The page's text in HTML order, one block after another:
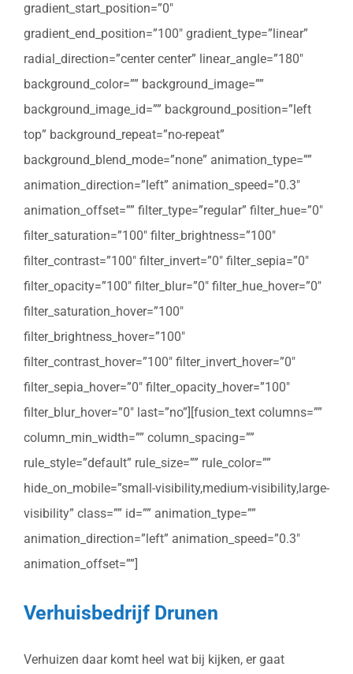
gradient_start_position=”0″
gradient_end_position=”100″ gradient_type=”linear”
radial_direction=”center center” linear_angle=”180″
background_color=”” background_image=””
background_image_id=”” background_position=”left
top” background_repeat=”no-repeat”
background_blend_mode=”none” animation_type=””
animation_direction=”left” animation_speed=”0.3″
animation_offset=”” filter_type=”regular” filter_hue=”0″
filter_saturation=”100″ filter_brightness=”100″
filter_contrast=”100″ filter_invert=”0″ filter_sepia=”0″
filter_opacity=”100″ filter_blur=”0″ filter_hue_hover=”0″
filter_saturation_hover=”100″
filter_brightness_hover=”100″
filter_contrast_hover=”100″ filter_invert_hover=”0″
filter_sepia_hover=”0″ filter_opacity_hover=”100″
filter_blur_hover=”0″ last=”no”][fusion_text columns=””
column_min_width=”” column_spacing=””
rule_style=”default” rule_size=”” rule_color=””
hide_on_mobile=”small-visibility,medium-visibility,large-
visibility” class=”” id=”” animation_type=””
animation_direction=”left” animation_speed=”0.3″
animation_offset=””]
Verhuisbedrijf Drunen
Verhuizen daar komt heel wat bij kijken, er gaat